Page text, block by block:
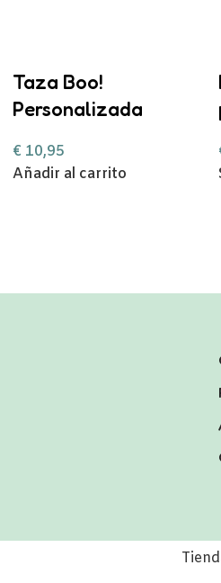
Taza Boo!
Personalizada
€ 10,95
Añadir al carrito